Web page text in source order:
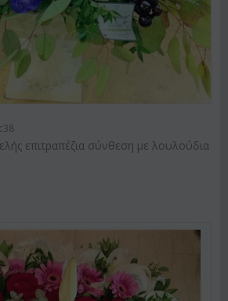
επιτραπέζια σύνθεση με λουλούδια